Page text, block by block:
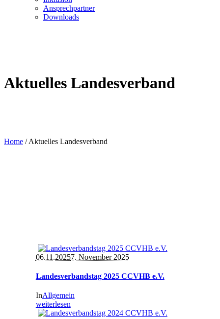
Ansprechpartner
Downloads
Aktuelles Landesverband
Home /Aktuelles Landesverband
06.11.20257. November 2025
Landesverbandstag 2025 CCVHB e.V.
InAllgemein
weiterlesen